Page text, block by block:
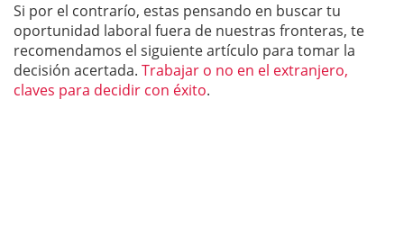
Si por el contrarío, estas pensando en buscar tu
oportunidad laboral fuera de nuestras fronteras, te
recomendamos el siguiente artículo para tomar la
decisión acertada. Trabajar o no en el extranjero,
claves para decidir con éxito.